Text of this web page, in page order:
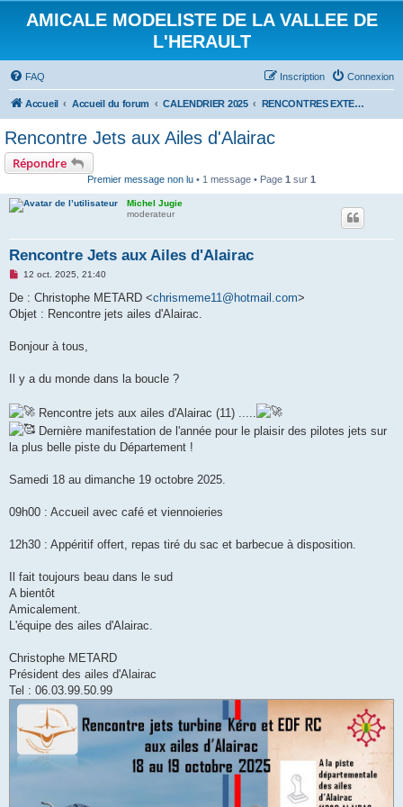
AMICALE MODELISTE DE LA VALLEE DE
L'HERAULT
FAQ Connexion
Inscription
Accueil Accueil du forum CALENDRIER 2025 RENCONTRES EXTERIEURES 2025
Rencontre Jets aux Ailes d'Alairac
Répondre
Premier message non lu • 1 message • Page 1 sur 1
Michel Jugie
moderateur
Rencontre Jets aux Ailes d'Alairac
M
s
a
n
l
12 oct. 2025, 21:40
De : Christophe METARD <chrismeme11@hotmail.com>
Objet : Rencontre jets ailes d'Alairac.
Bonjour à tous,
Il y a du monde dans la boucle ?
Rencontre jets aux ailes d'Alairac (11) .....
Dernière manifestation de l'année pour le plaisir des pilotes jets sur
la plus belle piste du Département !
Samedi 18 au dimanche 19 octobre 2025.
09h00 : Accueil avec café et viennoieries
12h30 : Appéritif offert, repas tiré du sac et barbecue à disposition.
Il fait toujours beau dans le sud
A bientôt
Amicalement.
L'équipe des ailes d'Alairac.
Christophe METARD
Président des ailes d'Alairac
Tel : 06.03.99.50.99